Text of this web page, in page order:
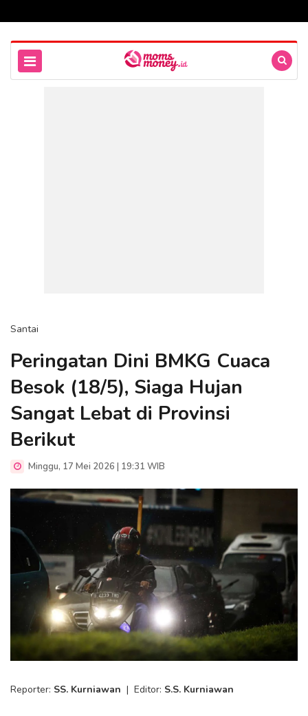
Santai
Peringatan Dini BMKG Cuaca
Besok (18/5), Siaga Hujan
Sangat Lebat di Provinsi
Berikut
Minggu, 17 Mei 2026 | 19:31 WIB
Reporter: SS. Kurniawan | Editor: S.S. Kurniawan